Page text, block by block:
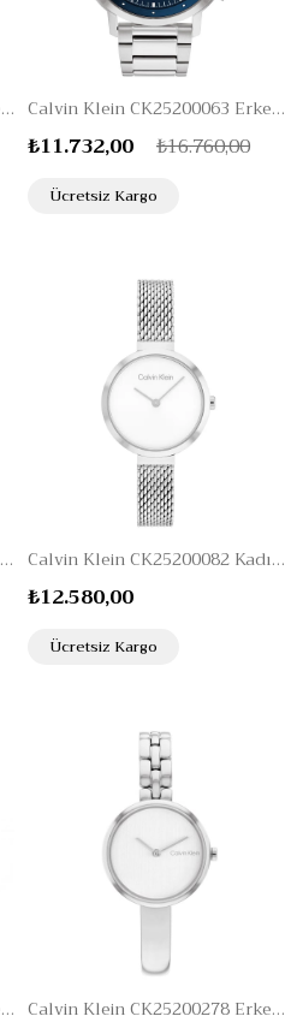
Calvin Klein CK25200054 Erkek Kol Saati Calvin Klein CK25200063 Erkek Kol Saati
₺11.732,00 ₺16.760,00
Ücretsiz Kargo
Calvin Klein CK25200165 Unisex Kol Saati Calvin Klein CK25200082 Kadın Kol Saati
₺12.580,00
Ücretsiz Kargo
Calvin Klein CK25200266 Erkek Kol Saati Calvin Klein CK25200278 Erkek Kol Saati